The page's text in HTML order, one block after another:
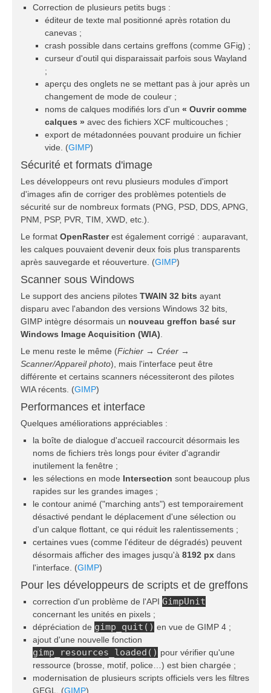
Correction de plusieurs petits bugs :
éditeur de texte mal positionné après rotation du
canevas ;
crash possible dans certains greffons (comme GFig) ;
curseur d'outil qui disparaissait parfois sous Wayland
;
aperçu des onglets ne se mettant pas à jour après un
changement de mode de couleur ;
noms de calques modifiés lors d'un « Ouvrir comme
calques » avec des fichiers XCF multicouches ;
export de métadonnées pouvant produire un fichier
vide. (GIMP)
Sécurité et formats d'image
Les développeurs ont revu plusieurs modules d'import
d'images afin de corriger des problèmes potentiels de
sécurité sur de nombreux formats (PNG, PSD, DDS, APNG,
PNM, PSP, PVR, TIM, XWD, etc.).
Le format OpenRasterest également corrigé : auparavant,
les calques pouvaient devenir deux fois plus transparents
après sauvegarde et réouverture. (GIMP)
Scanner sous Windows
Le support des anciens pilotes TWAIN 32 bits ayant
disparu avec l'abandon des versions Windows 32 bits,
GIMP intègre désormais un nouveau greffon basé sur
Windows Image Acquisition (WIA)
Le menu reste le même (Fichier → Créer →
Scanner/Appareil photo), mais l'interface peut être
différente et certains scanners nécessiteront des pilotes
WIA récents. (GIMP)
Performances et interface
Quelques améliorations appréciables :
la boîte de dialogue d'accueil raccourcit désormais les
noms de fichiers très longs pour éviter d'agrandir
inutilement la fenêtre ;
les sélections en mode Intersection sont beaucoup plus
rapides sur les grandes images ;
le contour animé ("marching ants") est temporairement
désactivé pendant le déplacement d'une sélection ou
d'un calque flottant, ce qui réduit les ralentissements ;
certaines vues (comme l'éditeur de dégradés) peuvent
désormais afficher des images jusqu'à 8192 px dans
l'interface. (GIMP)
Pour les développeurs de scripts et de greffons
correction d'un problème de l'API GimpUnit
concernant les unités en pixels ;
dépréciation de gimp_quit() en vue de GIMP 4 ;
ajout d'une nouvelle fonction
gimp_resources_loaded() pour vérifier qu'une
ressource (brosse, motif, police…) est bien chargée ;
modernisation de plusieurs scripts officiels vers les filtres
GEGL. (GIMP)